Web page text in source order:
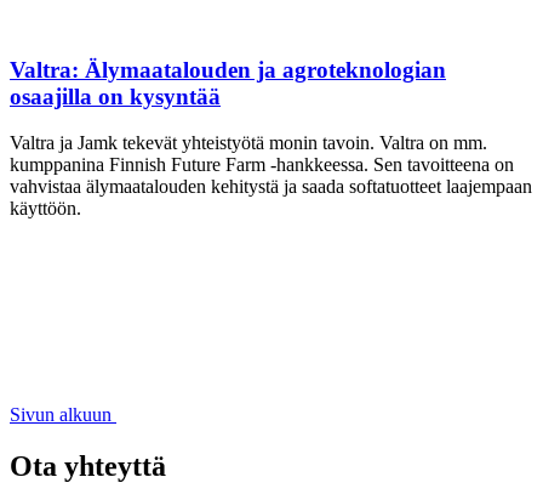
Valtra: Älymaatalouden ja agroteknologian
osaajilla on kysyntää
Valtra ja Jamk tekevät yhteistyötä monin tavoin. Valtra on mm.
kumppanina Finnish Future Farm -hankkeessa. Sen tavoitteena on
vahvistaa älymaatalouden kehitystä ja saada softatuotteet laajempaan
käyttöön.
Sivun alkuun
Ota yhteyttä